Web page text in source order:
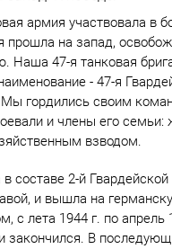
армия участвовала в
на запад,
47-я танковая
- 47-я
Мы гордились своим
и члены его
взводом.
составе 2-й
и вышла на
с лета 1944 г. по
закончился. В